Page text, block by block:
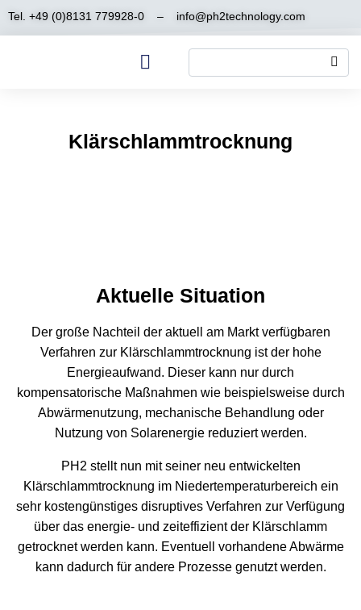
Tel. +49 (0)8131 779928-0 – info@ph2technology.com
Klärschlammtrocknung
Aktuelle Situation
Der große Nachteil der aktuell am Markt verfügbaren
Verfahren zur Klärschlammtrocknung ist der hohe
Energieaufwand. Dieser kann nur durch
kompensatorische Maßnahmen wie beispielsweise durch
Abwärmenutzung, mechanische Behandlung oder
Nutzung von Solarenergie reduziert werden.
PH2 stellt nun mit seiner neu entwickelten
Klärschlammtrocknung im Niedertemperaturbereich ein
sehr kostengünstiges disruptives Verfahren zur Verfügung
über das energie- und zeiteffizient der Klärschlamm
getrocknet werden kann. Eventuell vorhandene Abwärme
kann dadurch für andere Prozesse genutzt werden.